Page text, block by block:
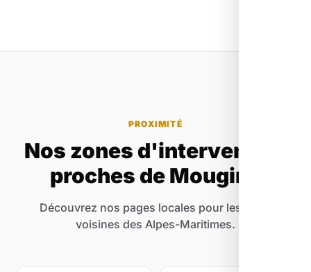
résultats.
PROXIMITÉ
Nos zones d'intervention
proches de Mougins
Découvrez nos pages locales pour les villes
voisines des Alpes-Maritimes.